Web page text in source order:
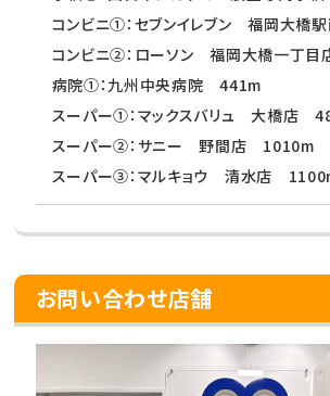
コンビニ①：セブンイレブン 福岡大橋
コンビニ②：ローソン 福岡大橋一丁
病院①：九州中央病院 441m
スーパー①：マックスバリュ 大橋店
スーパー②：サニー 野間店 1010m
スーパー③：マルキョウ 清水店
お問い合わせ店舗